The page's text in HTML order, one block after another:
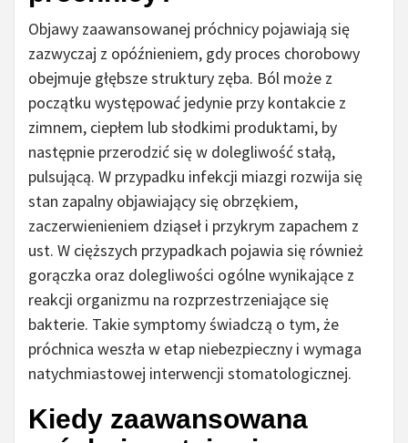
Objawy zaawansowanej próchnicy pojawiają się
zazwyczaj z opóźnieniem, gdy proces chorobowy
obejmuje głębsze struktury zęba. Ból może z
początku występować jedynie przy kontakcie z
zimnem, ciepłem lub słodkimi produktami, by
następnie przerodzić się w dolegliwość stałą,
pulsującą. W przypadku infekcji miazgi rozwija się
stan zapalny objawiający się obrzękiem,
zaczerwienieniem dziąseł i przykrym zapachem z
ust. W cięższych przypadkach pojawia się również
gorączka oraz dolegliwości ogólne wynikające z
reakcji organizmu na rozprzestrzeniające się
bakterie. Takie symptomy świadczą o tym, że
próchnica weszła w etap niebezpieczny i wymaga
natychmiastowej interwencji stomatologicznej.
Kiedy zaawansowana